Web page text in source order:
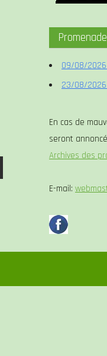
09/08/
23/08/2026
En cas de
seront
Archives des
E-mail: